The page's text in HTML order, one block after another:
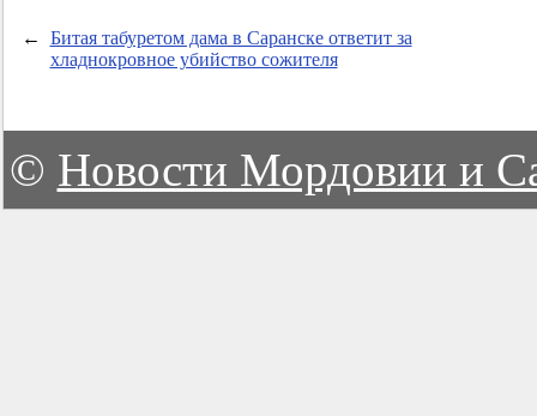
←
Битая табуретом дама в Саранске ответит за
хладнокровное убийство сожителя
© Новости Мордовии и